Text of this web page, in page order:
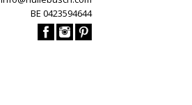
BE 0423594644